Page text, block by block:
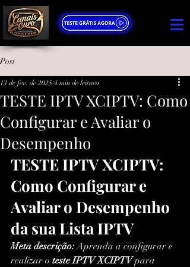
Post
TESTE IPTV XCIPTV: Como
Configurar e Avaliar o
Desempenho
13 de fev. de 2025 4 min de leitura
TESTE IPTV XCIPTV:
Como Configurar e
Avaliar o Desempenho
da sua Lista IPTV
Meta descrição: Aprenda a configurar e
realizar o teste IPTV XCIPTV para